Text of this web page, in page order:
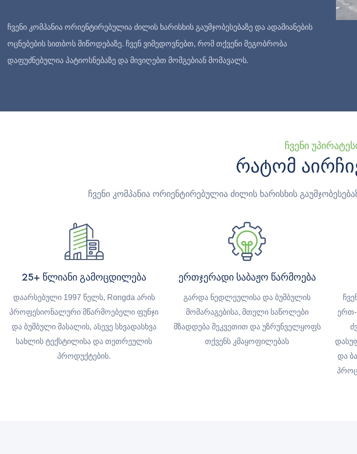
ჩვენი კომპანია ორიენტირებულია ძილის ხარისხის გაუმჯობესებაზე და ადამიანების
ოცნებების სითბოს მიწოდებაზე. ჩვენ ვიმედოვნებთ, რომ თქვენი მეგობრობა
დაფუძნებულია პატიოსნებაზე და მივიღებთ მომგებიან მომავალს.
Ჩვენი
Რატომ
ჩვენი კომპანია ორიენტირებულია ძილის ხარისხის
25+ წლიანი გამოცდილება
დაარსებული 1997 წელს, Rongda არის
პროფესიონალური მწარმოებელი ფუნჯი
და ბუმბული მასალის, ასევე სხვადასხვა
სახლის ტექსტილისა და თეთრეულის
პროდუქტების.
ერთჯერადი საბაჟო წარმოება
გარდა ნედლეულისა და ბუმბულის
მომარაგებისა, მთელი საწოლები
მზადდება შეკვეთით და უზრუნველყოფს
თქვენს კმაყოფილებას
ერთ-
და